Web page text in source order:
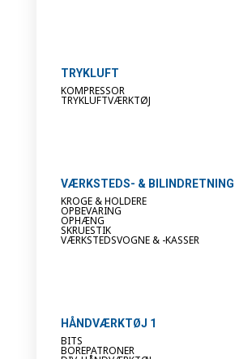
TRYKLUFT
KOMPRESSOR
TRYKLUFTVÆRKTØJ
VÆRKSTEDS- & BILINDRETNING
KROGE & HOLDERE
OPBEVARING
OPHÆNG
SKRUESTIK
VÆRKSTEDSVOGNE & -KASSER
HÅNDVÆRKTØJ 1
BITS
BOREPATRONER